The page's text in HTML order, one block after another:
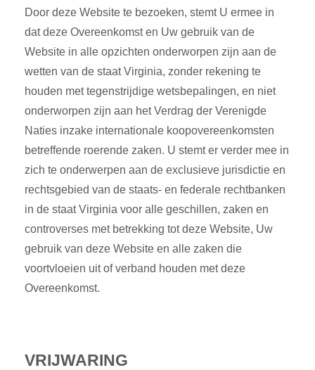
Door deze Website te bezoeken, stemt U ermee in
dat deze Overeenkomst en Uw gebruik van de
Website in alle opzichten onderworpen zijn aan de
wetten van de staat Virginia, zonder rekening te
houden met tegenstrijdige wetsbepalingen, en niet
onderworpen zijn aan het Verdrag der Verenigde
Naties inzake internationale koopovereenkomsten
betreffende roerende zaken. U stemt er verder mee in
zich te onderwerpen aan de exclusieve jurisdictie en
rechtsgebied van de staats- en federale rechtbanken
in de staat Virginia voor alle geschillen, zaken en
controverses met betrekking tot deze Website, Uw
gebruik van deze Website en alle zaken die
voortvloeien uit of verband houden met deze
Overeenkomst.
VRIJWARING